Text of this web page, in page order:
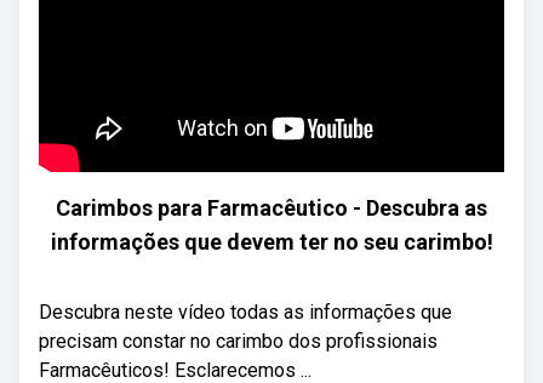
Carimbos para Farmacêutico - Descubra as
informações que devem ter no seu carimbo!
Descubra neste vídeo todas as informações que
precisam constar no carimbo dos profissionais
Farmacêuticos! Esclarecemos ...